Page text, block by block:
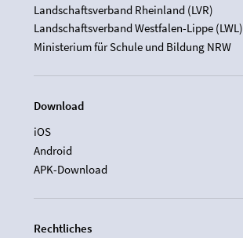
Landschaftsverband Rheinland (LVR)
Landschaftsverband Westfalen-Lippe (LWL)
Ministerium für Schule und Bildung NRW
Download
iOS
Android
APK-Download
Rechtliches